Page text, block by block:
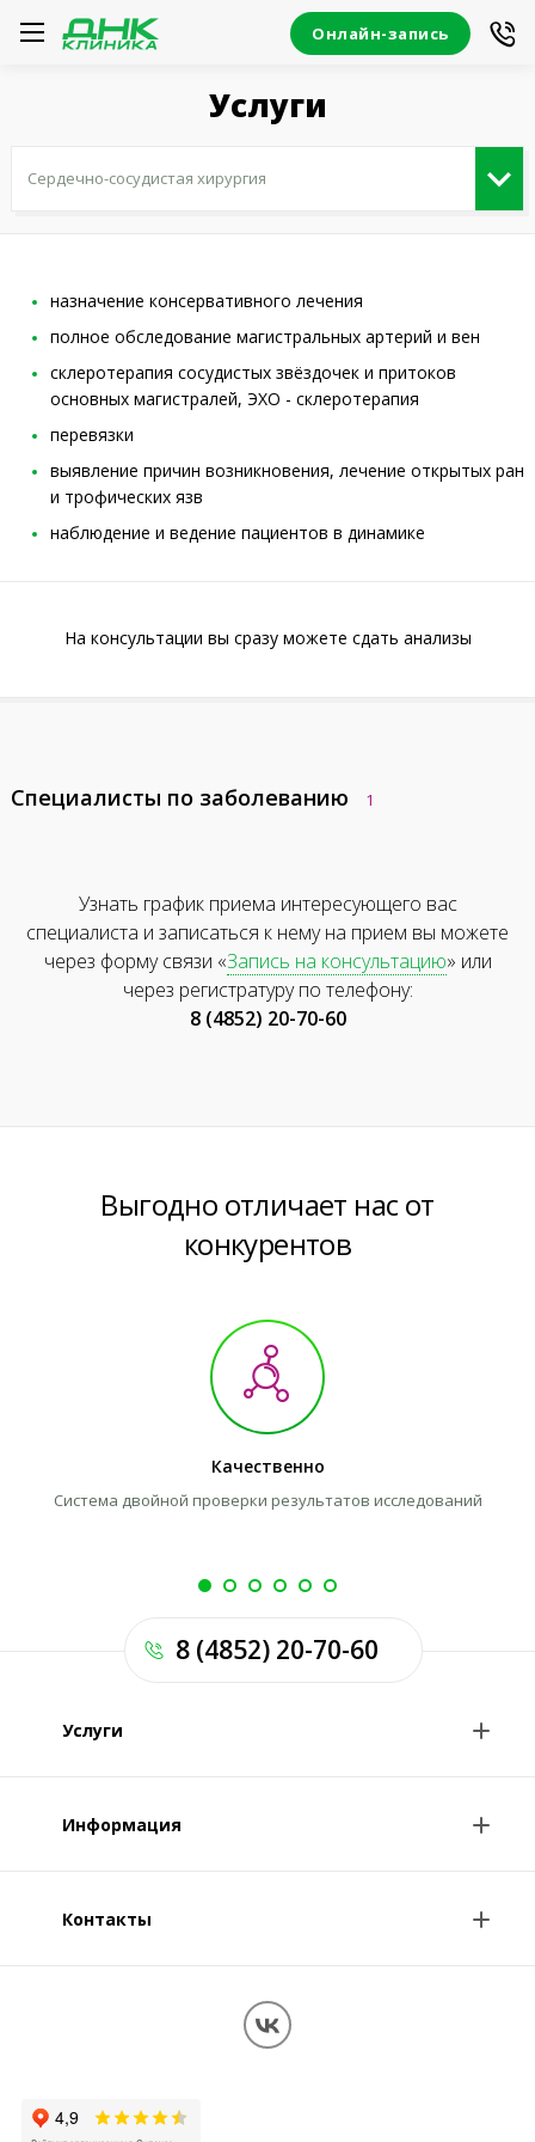
Онлайн-запись
Услуги
назначение консервативного лечения
полное обследование магистральных артерий и вен
склеротерапия сосудистых звёздочек и притоков
основных магистралей, ЭХО - склеротерапия
перевязки
выявление причин возникновения, лечение открытых ран
и трофических язв
наблюдение и ведение пациентов в динамике
На консультации вы сразу можете сдать анализы
Специалисты по заболеванию 1
Узнать график приема интересующего вас
специалиста и записаться к нему на прием вы можете
через форму связи «Запись на консультацию» или
через регистратуру по телефону:
8 (4852) 20-70-60
Выгодно отличает нас от
конкурентов
Качественно
Система двойной проверки результатов исследований
Услуги
Консультации врачей
Информация
О клинике
Обработка персональных данных
Контакты
8 (4852) 20-70-60